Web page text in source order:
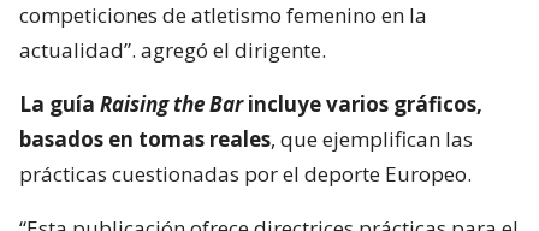
competiciones de atletismo femenino en la
actualidad”. agregó el dirigente.
La guía Raising the Barincluye varios gráficos,
basados en tomas reales, que ejemplifican las
prácticas cuestionadas por el deporte Europeo.